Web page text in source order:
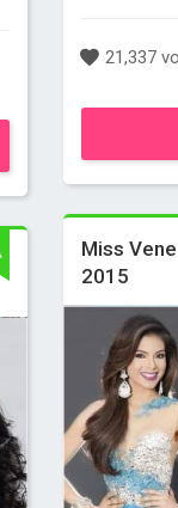
21,337
Miss
2015